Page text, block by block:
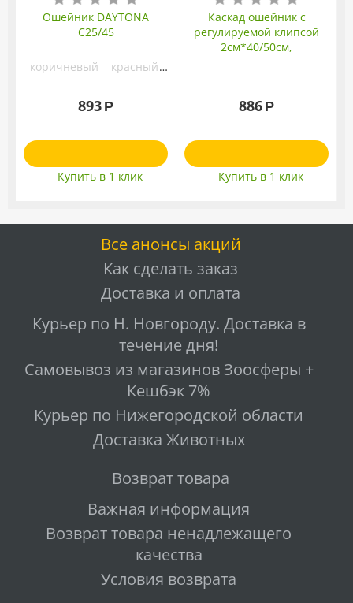
Ошейник DAYTONA
C25/45
коричневый
красный
893 Р
Купить в 1 клик
Каскад ошейник с
регулируемой клипсой
2см*40/50см,
886 Р
Купить в 1 клик
Все анонсы акций
Как сделать заказ
Доставка и оплата
Курьер по Н. Новгороду. Доставка в
течение дня!
Самовывоз из магазинов Зоосферы +
Кешбэк 7%
Курьер по Нижегородской области
Доставка Животных
Возврат товара
Важная информация
Возврат товара ненадлежащего
качества
Условия возврата